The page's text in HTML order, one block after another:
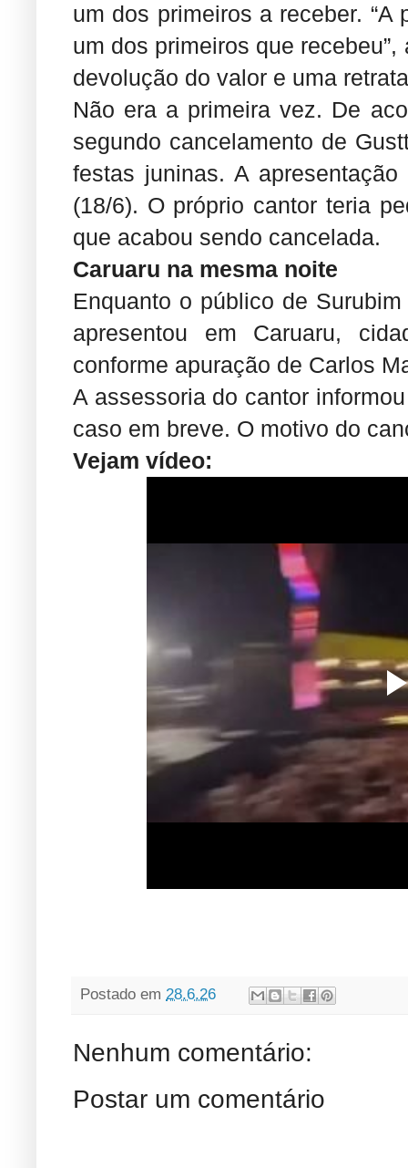
um dos primeiros a receber. “A
um dos primeiros que
devolução do valor e uma
Não era a primeira vez. De
segundo cancelamento de
festas juninas. A
(18/6). O próprio cantor teria
que acabou sendo cancelada.
Caruaru na mesma noite
Enquanto o público de
apresentou em Caruaru,
conforme apuração de Carlos
A assessoria do cantor
caso em breve. O motivo do
Vejam vídeo:
Postado em 28.6.26
Nenhum comentário:
Postar um comentário